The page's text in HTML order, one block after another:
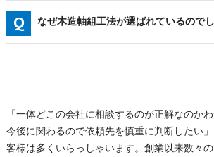
なぜ木造軸組工法が選ばれているので
「一体どこの会社に相談するのが正解なのか
今後に関わるので依頼先を慎重に判断したい
客様は多くいらっしゃいます。創業以来数々